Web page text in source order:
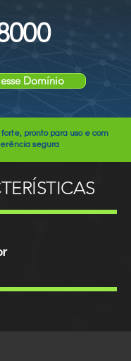
Domínio
pronto para uso e com
segura